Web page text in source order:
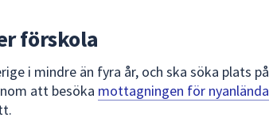
förskola
i mindre än fyra år, och ska söka plats på
att besöka mottagningen för nyanlända